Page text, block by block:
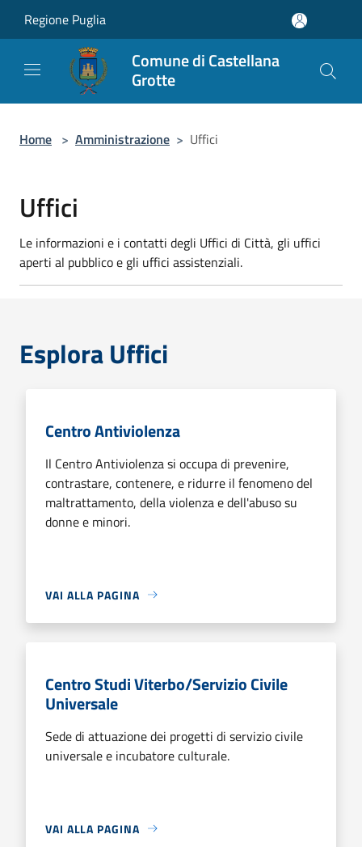
Regione Puglia
Comune di Castellana
Grotte
Home > Amministrazione > Uffici
Uffici
Le informazioni e i contatti degli Uffici di Città, gli uffici
aperti al pubblico e gli uffici assistenziali.
Esplora Uffici
Centro Antiviolenza
Il Centro Antiviolenza si occupa di prevenire,
contrastare, contenere, e ridurre il fenomeno del
maltrattamento, della violenza e dell'abuso su
donne e minori.
VAI ALLA PAGINA
Centro Studi Viterbo/Servizio Civile
Universale
Sede di attuazione dei progetti di servizio civile
universale e incubatore culturale.
VAI ALLA PAGINA